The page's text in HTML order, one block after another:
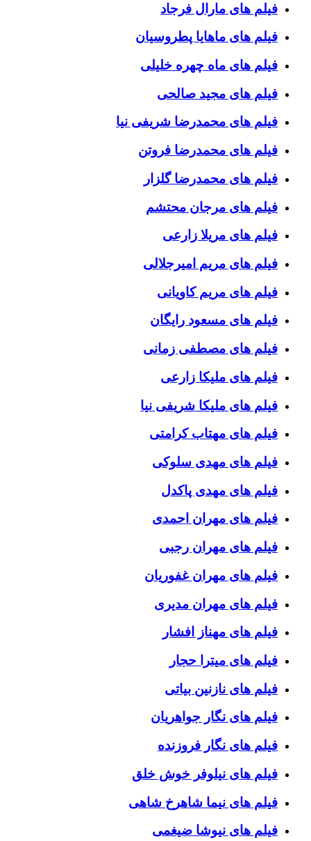
فیلم های مارال فرجاد
فیلم های ماهایا پطروسیان
فیلم های ماه چهره خلیلی
فیلم های مجید صالحی
فیلم های محمدرضا شریفی نیا
فیلم های محمدرضا فروتن
فیلم های محمدرضا گلزار
فیلم های مرجان محتشم
فیلم های مریلا زارعی
فیلم های مریم امیرجلالی
فیلم های مریم کاویانی
فیلم های مسعود رایگان
فیلم های مصطفی زمانی
فیلم های ملیکا زارعی
فیلم های ملیکا شریفی نیا
فیلم های مهتاب کرامتی
فیلم های مهدی سلوکی
فیلم های مهدی پاکدل
فیلم های مهران احمدی
فیلم های مهران رجبی
فیلم های مهران غفوریان
فیلم های مهران مدیری
فیلم های مهناز افشار
فیلم های میترا حجار
فیلم های نازنین بیاتی
فیلم های نگار جواهریان
فیلم های نگار فروزنده
فیلم های نیلوفر خوش خلق
فیلم های نیما شاهرخ شاهی
فیلم های نیوشا ضیغمی